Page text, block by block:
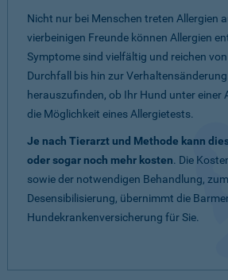
Nicht nur bei Menschen treten Allergien
vierbeinigen Freunde können Allergien
Symptome sind vielfältig und reichen
Durchfall bis hin zur
herauszufinden, ob Ihr Hund unter einer
die Möglichkeit eines Allergietests.
Je nach Tierarzt und Methode kann
oder sogar noch mehr kosten. Die
sowie der notwendigen Behandlung,
Desensibilisierung, übernimmt die
Hundekrankenversicherung für Sie.